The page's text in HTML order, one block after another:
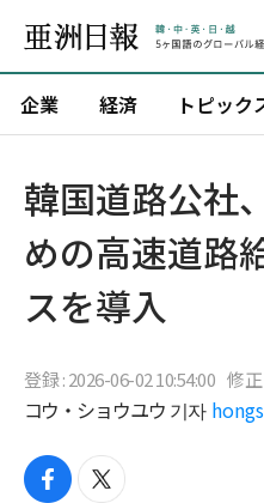
企業 経済 トピック
韓国道路公社
めの高速道路
スを導入
登録 : 2026-06-02 10:54:00 修正
コウ・ショウユウ 기자
f
t